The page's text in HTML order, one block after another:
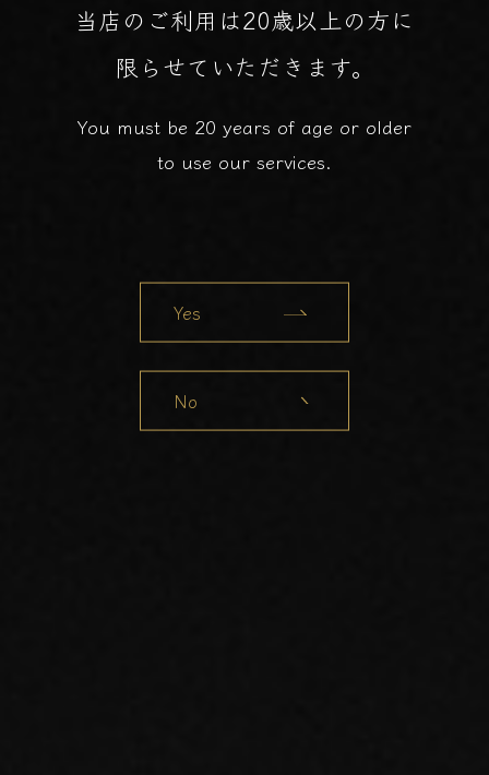
当店のご利用は20歳以上の方に
限らせていただきます。
You must be 20 years of age or older
to use our services.
Yes
No